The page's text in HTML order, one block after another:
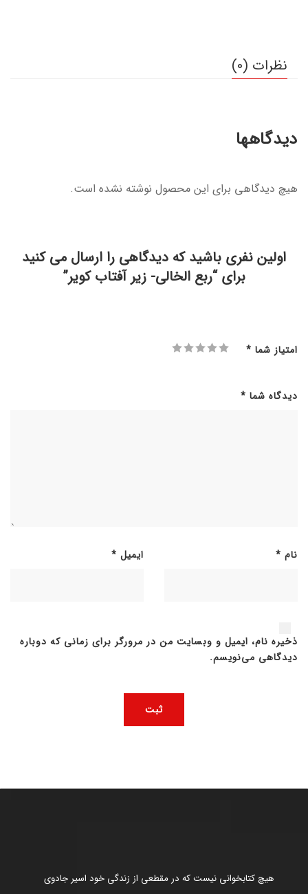
نظرات (0)
دیدگاهها
هیچ دیدگاهی برای این محصول نوشته نشده است.
اولین نفری باشید که دیدگاهی را ارسال می کنید
برای “ربع الخالی- زیر آفتاب کویر”
امتیاز شما *
دیدگاه شما *
نام * ایمیل *
ذخیره نام، ایمیل و وبسایت من در مرورگر برای زمانی که دوباره
دیدگاهی می‌نویسم.
هیچ کتابخوانی نیست که در مقطعی از زندگی خود اسیر جادوی